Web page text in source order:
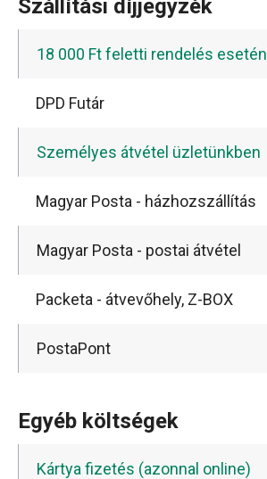
Szállítási díjjegyzék
18 000 Ft feletti rendelés esetén
DPD Futár
Személyes átvétel üzletünkben
Magyar Posta - házhozszállítás
Magyar Posta - postai átvétel
Packeta - átvevőhely, Z-BOX
PostaPont
Egyéb költségek
Kártya fizetés (azonnal online)